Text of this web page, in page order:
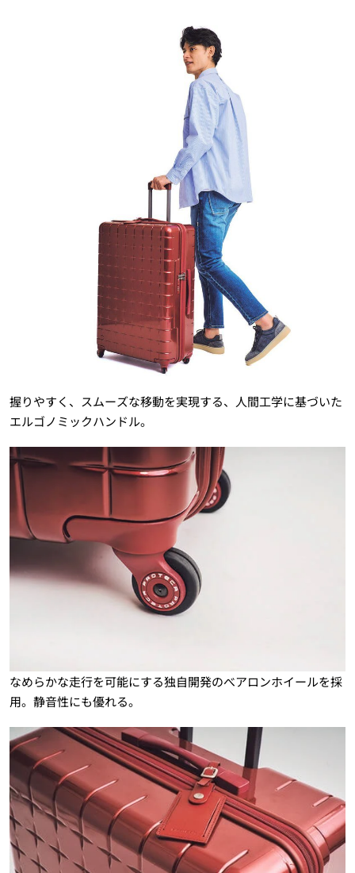
握りやすく、スムーズな移動を実現する、人間工学に基づいた
エルゴノミックハンドル。
なめらかな走行を可能にする独自開発のべアロンホイールを採
用。静音性にも優れる。